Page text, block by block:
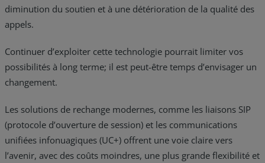
Industries
Partners
Resources
Life@Zayo
About
diminution du soutien et à une détérioration de la qualité des
appels.
Continuer d’exploiter cette technologie pourrait limiter vos
possibilités à long terme; il est peut-être temps d’envisager un
changement.
Les solutions de rechange modernes, comme les liaisons SIP
(protocole d’ouverture de session) et les communications
unifiées infonuagiques (UC+) offrent une voie claire vers
l’avenir, avec des coûts moindres, une plus grande flexibilité et